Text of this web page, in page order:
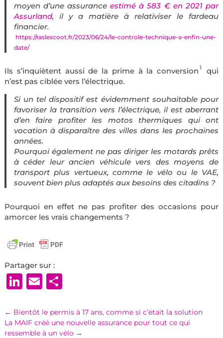
moyen d’une assuranceestimé à 583 € en 2021 par
Assurland, il y a matière à relativiser le fardeau
financier.
https://raslescoot.fr/2023/06/24/le-controle-technique-a-enfin-une-
date/
Ils s’inquiètent aussi de la prime à la conversion 1
qui
n’est pas ciblée vers l’électrique.
Si un tel dispositif est évidemment souhaitable pour
favoriser la transition vers l’électrique, il est aberrant
d’en faire profiter les motos thermiques qui ont
vocation à disparaître des villes dans les prochaines
années.
Pourquoi également ne pas diriger les motards prêts
à céder leur ancien véhicule vers des moyens de
transport plus vertueux, comme le vélo ou le VAE,
souvent bien plus adaptés aux besoins des citadins ?
Pourquoi en effet ne pas profiter des occasions pour
amorcer les vrais changements ?
Partager sur :
LinkedIn
EmailPartager
← Bientôt le permis à 17 ans, comme si c’était la solution
La MAIF créé une nouvelle assurance pour tout ce qui
ressemble à un vélo→